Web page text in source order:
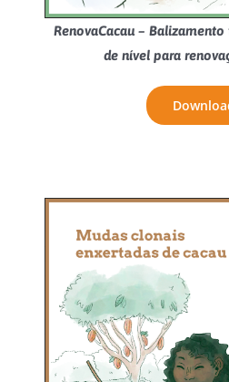
RenovaCacau –
de nível para